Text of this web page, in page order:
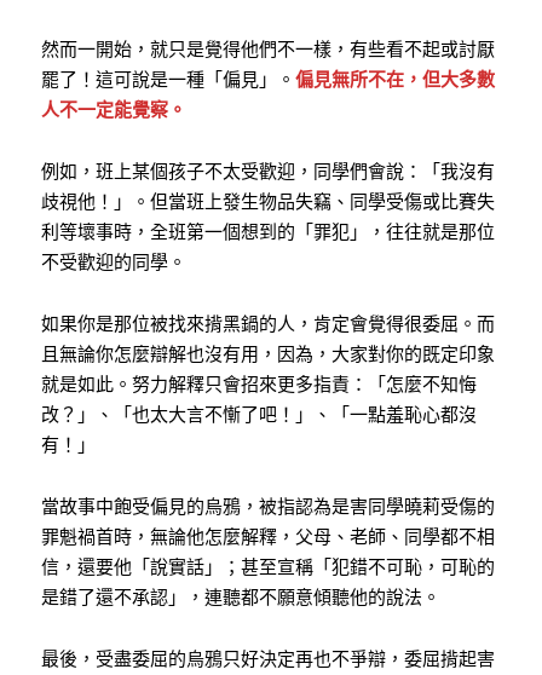
然而一開始，就只是覺得他們不一樣，有些看不起或討厭
罷了！這可說是一種「偏見」。 偏見無所不在，但大多數
人不一定能覺察。
例如，班上某個孩子不太受歡迎，同學們會說：「我沒有
歧視他！」。但當班上發生物品失竊、同學受傷或比賽失
利等壞事時，全班第一個想到的「罪犯」，往往就是那位
不受歡迎的同學。
如果你是那位被找來揹黑鍋的人，肯定會覺得很委屈。而
且無論你怎麼辯解也沒有用，因為，大家對你的既定印象
就是如此。努力解釋只會招來更多指責：「怎麼不知悔
改？」、「也太大言不慚了吧！」、「一點羞恥心都沒
有！」
當故事中飽受偏見的烏鴉，被指認為是害同學曉莉受傷的
罪魁禍首時，無論他怎麼解釋，父母、老師、同學都不相
信，還要他「說實話」；甚至宣稱「犯錯不可恥，可恥的
是錯了還不承認」，連聽都不願意傾聽他的說法。
最後，受盡委屈的烏鴉只好決定再也不爭辯，委屈揹起害